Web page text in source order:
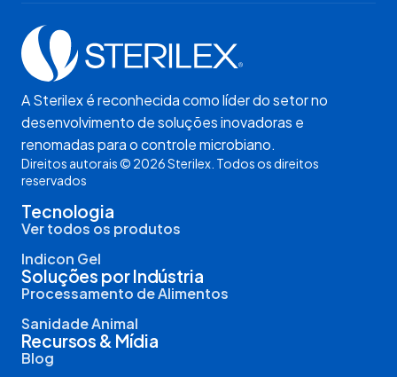
A Sterilex é reconhecida como líder do setor no
desenvolvimento de soluções inovadoras e
renomadas para o controle microbiano.
Direitos autorais © 2026 Sterilex. Todos os direitos
reservados
Tecnologia
Ver todos os produtos
Indicon Gel
Soluções por Indústria
Processamento de Alimentos
Sanidade Animal
Recursos & Mídia
Blog